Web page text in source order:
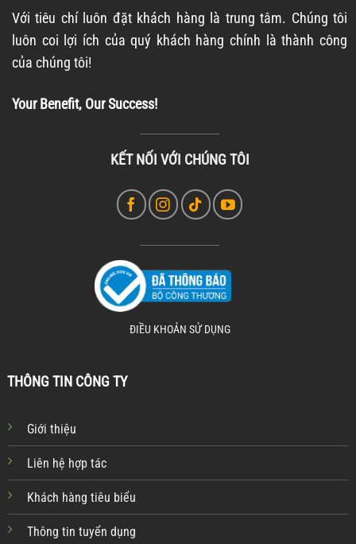
Với tiêu chí luôn đặt khách hàng là trung tâm. Chúng tôi
luôn coi lợi ích của quý khách hàng chính là thành công
của chúng tôi!
Your Benefit, Our Success!
KẾT NỐI VỚI CHÚNG TÔI
ĐIỀU KHOẢN SỬ DỤNG
THÔNG TIN CÔNG TY
Giới thiệu
Liên hệ hợp tác
Khách hàng tiêu biểu
Thông tin tuyển dụng